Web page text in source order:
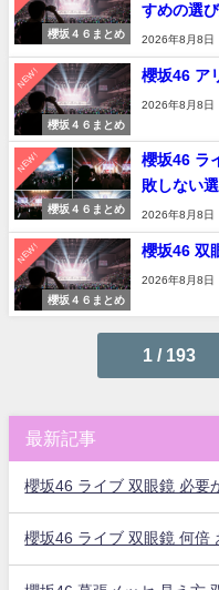
櫻坂４６まとめ
すめの選
2026年8月8日
NEW!
櫻坂４６まとめ
櫻坂46 ア
2026年8月8日
NEW!
櫻坂４６まとめ
櫻坂46 ラ
敗しない
2026年8月8日
NEW!
櫻坂４６まとめ
櫻坂46 双
2026年8月8日
1 / 193
最新記事
櫻坂46 ライブ 双眼鏡 必要
櫻坂46 ライブ 双眼鏡 何倍